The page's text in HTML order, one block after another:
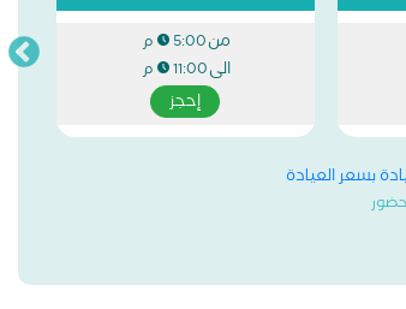
من5:00 م
الى11:00 م
إحجز
بسعر العيادة